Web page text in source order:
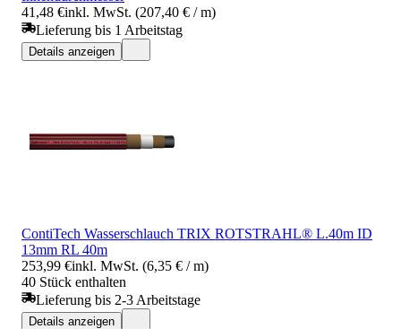
41,48 €inkl. MwSt. (207,40 € / m)
Lieferung bis 1 Arbeitstag
Details anzeigen
ContiTech Wasserschlauch TRIX ROTSTRAHL® L.40m ID
13mm RL 40m
253,99 €inkl. MwSt. (6,35 € / m)
40 Stück enthalten
Lieferung bis 2-3 Arbeitstage
Details anzeigen